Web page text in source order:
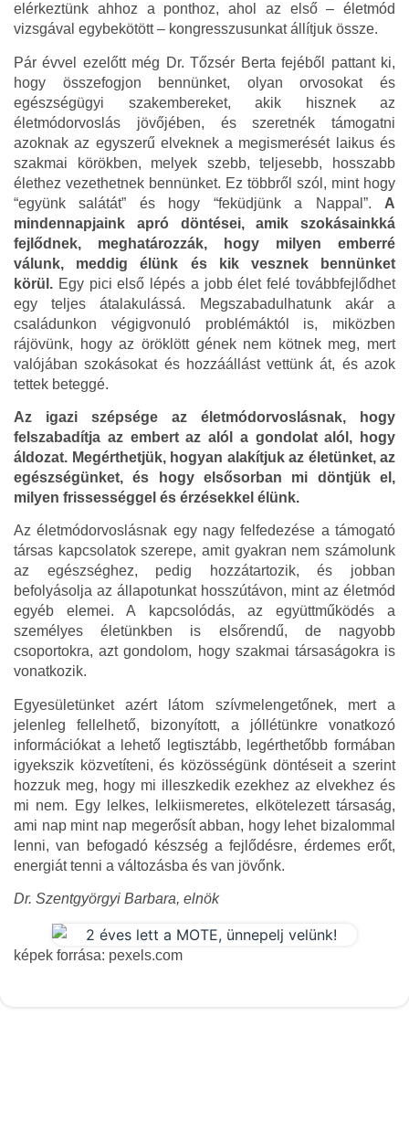
elérkeztünk ahhoz a ponthoz, ahol az első – életmód
vizsgával egybekötött – kongresszusunkat állítjuk össze.
Pár évvel ezelőtt még Dr. Tőzsér Berta fejéből pattant ki,
hogy összefogjon bennünket, olyan orvosokat és
egészségügyi szakembereket, akik hisznek az
életmódorvoslás jövőjében, és szeretnék támogatni
azoknak az egyszerű elveknek a megismerését laikus és
szakmai körökben, melyek szebb, teljesebb, hosszabb
élethez vezethetnek bennünket. Ez többről szól, mint hogy
“együnk salátát” és hogy “feküdjünk a Nappal”. A
mindennapjaink apró döntései, amik szokásainkká
fejlődnek, meghatározzák, hogy milyen emberré
válunk, meddig élünk és kik vesznek bennünket
körül. Egy pici első lépés a jobb élet felé továbbfejlődhet
egy teljes átalakulássá. Megszabadulhatunk akár a
családunkon végigvonuló problémáktól is, miközben
rájövünk, hogy az öröklött gének nem kötnek meg, mert
valójában szokásokat és hozzáállást vettünk át, és azok
tettek beteggé.
Az igazi szépsége az életmódorvoslásnak, hogy
felszabadítja az embert az alól a gondolat alól, hogy
áldozat. Megérthetjük, hogyan alakítjuk az életünket, az
egészségünket, és hogy elsősorban mi döntjük el,
milyen frissességgel és érzésekkel élünk.
Az életmódorvoslásnak egy nagy felfedezése a támogató
társas kapcsolatok szerepe, amit gyakran nem számolunk
az egészséghez, pedig hozzátartozik, és jobban
befolyásolja az állapotunkat hosszútávon, mint az életmód
egyéb elemei. A kapcsolódás, az együttműködés a
személyes életünkben is elsőrendű, de nagyobb
csoportokra, azt gondolom, hogy szakmai társaságokra is
vonatkozik.
Egyesületünket azért látom szívmelengetőnek, mert a
jelenleg fellelhető, bizonyított, a jóllétünkre vonatkozó
információkat a lehető legtisztább, legérthetőbb formában
igyekszik közvetíteni, és közösségünk döntéseit a szerint
hozzuk meg, hogy mi illeszkedik ezekhez az elvekhez és
mi nem. Egy lelkes, lelkiismeretes, elkötelezett társaság,
ami nap mint nap megerősít abban, hogy lehet bizalommal
lenni, van befogadó készség a fejlődésre, érdemes erőt,
energiát tenni a változásba és van jövőnk.
Dr. Szentgyörgyi Barbara, elnök
képek forrása: pexels.com